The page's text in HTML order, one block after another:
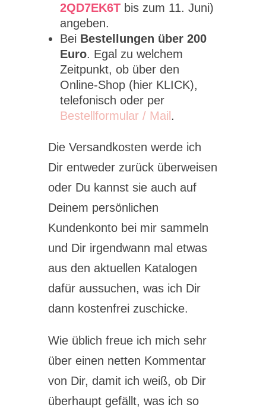
2QD7EK6Tbis zum 11. Juni)
angeben.
Bei Bestellungen über 200
Euro. Egal zu welchem
Zeitpunkt, ob über den
Online-Shop (hier KLICK),
telefonisch oder per
Bestellformular / Mail .
Die Versandkosten werde ich
Dir entweder zurück überweisen
oder Du kannst sie auch auf
Deinem persönlichen
Kundenkonto bei mir sammeln
und Dir irgendwann mal etwas
aus den aktuellen Katalogen
dafür aussuchen, was ich Dir
dann kostenfrei zuschicke.
Wie üblich freue ich mich sehr
über einen netten Kommentar
von Dir, damit ich weiß, ob Dir
überhaupt gefällt, was ich so